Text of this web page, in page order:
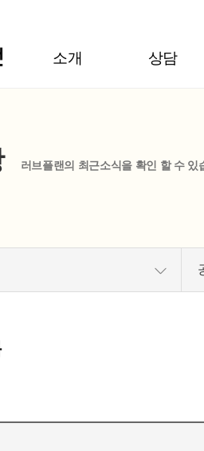
소개 상담
러브플랜의 최근소식을 확인 할 수 있